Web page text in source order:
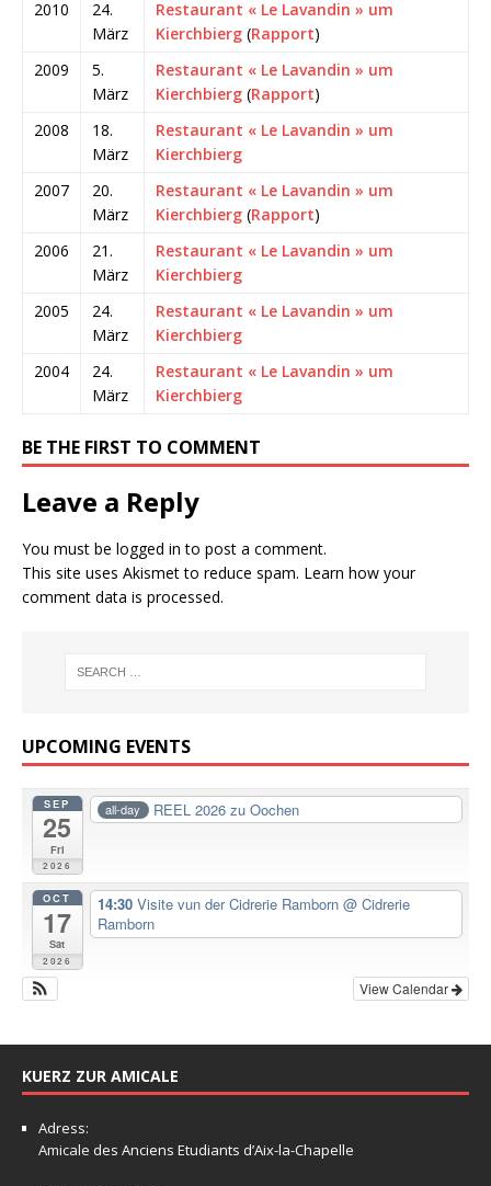
2010
24.
März
Restaurant « Le Lavandin » um
Kierchbierg (Rapport)
2009
5.
März
Restaurant « Le Lavandin » um
Kierchbierg (Rapport)
2008
18.
März
Restaurant « Le Lavandin » um
Kierchbierg
2007
20.
März
Restaurant « Le Lavandin » um
Kierchbierg (Rapport)
2006
21.
März
Restaurant « Le Lavandin » um
Kierchbierg
2005
24.
März
Restaurant « Le Lavandin » um
Kierchbierg
2004
24.
März
Restaurant « Le Lavandin » um
Kierchbierg
BE THE FIRST TO COMMENT
Leave a Reply
You must be logged in to post a comment.
This site uses Akismet to reduce spam. Learn how your
comment data is processed.
UPCOMING EVENTS
SEP
25
Fri
2026
all-day REEL 2026 zu Oochen
OCT
17
Sat
2026
14:30 Visite vun der Cidrerie Ramborn @ Cidrerie
Ramborn
View Calendar
KUERZ ZUR AMICALE
Adress:
Amicale des Anciens Etudiants d’Aix-la-Chapelle